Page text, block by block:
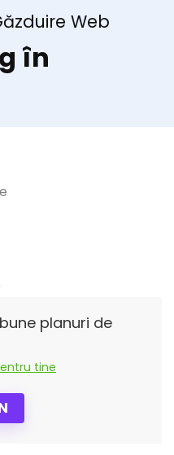
Web
în
planuri de
tine